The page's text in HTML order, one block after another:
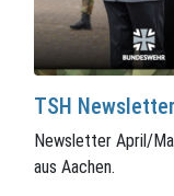
TSH
Newsletter April/
aus Aachen.